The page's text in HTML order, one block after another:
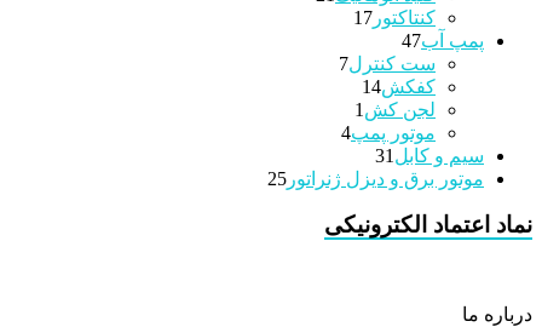
کنتاکتور 17
پمپ آب47
47
محصولات
ست کنترل7
کفکش14
محصولات لجن کش 1
محصولاتموتور پمپ4
4
سیم و کابل 31
محصولات
موتور برق و دیزل ژنراتور 25
نماد اعتماد الکترونیکی
درباره ما